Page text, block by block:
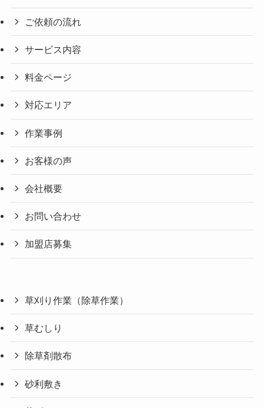
ご依頼の流れ
サービス内容
料金ページ
対応エリア
作業事例
お客様の声
会社概要
お問い合わせ
加盟店募集
草刈り作業（除草作業）
草むしり
除草剤散布
砂利敷き